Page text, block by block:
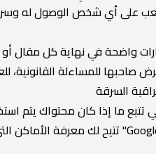
على أي شخص الوصول له
واضحة في نهاية كل مقال
صاحبها للمساءلة القانونية،
السرقة
تتبع ما إذا كان محتواك يتم